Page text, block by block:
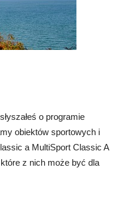
o programie
obiektów sportowych i
a MultiSport Classic A
z nich może być dla